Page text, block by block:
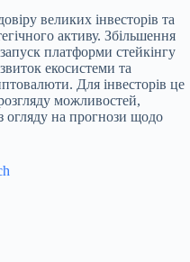
великих інвесторів та
активу. Збільшення
платформи стейкінгу
екосистеми та
Для інвесторів це
можливостей,
огляду на прогнози щодо